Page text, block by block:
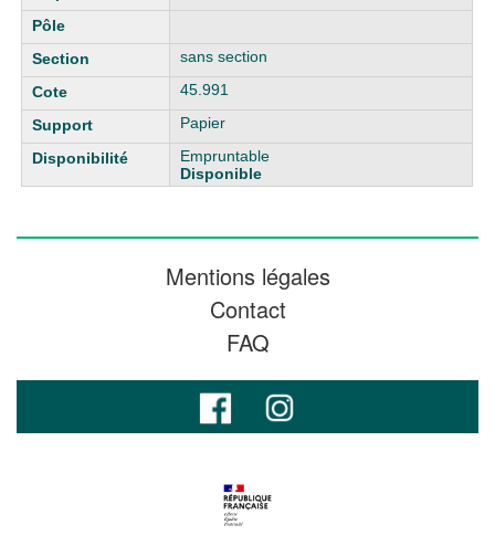
sans section
45.991
Papier
Empruntable
Disponible
Mentions légales
Contact
FAQ